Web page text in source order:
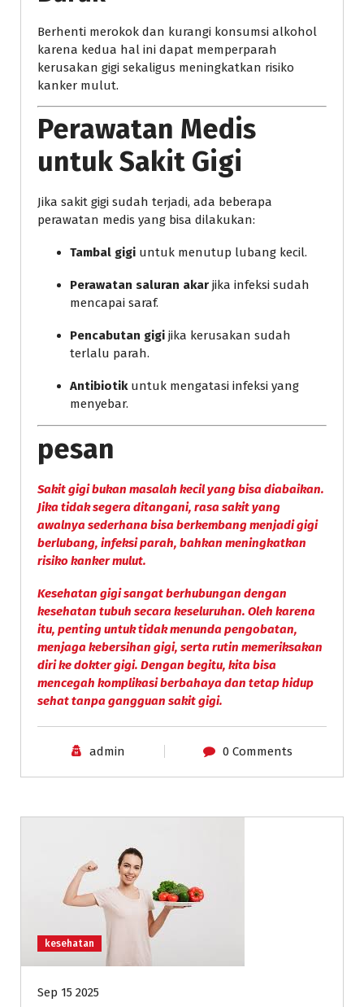
Berhenti merokok dan kurangi konsumsi alkohol
karena kedua hal ini dapat memperparah
kerusakan gigi sekaligus meningkatkan risiko
kanker mulut.
Perawatan Medis
untuk Sakit Gigi
Jika sakit gigi sudah terjadi, ada beberapa
perawatan medis yang bisa dilakukan:
Tambal gigi untuk menutup lubang kecil.
Perawatan saluran akar jika infeksi sudah
mencapai saraf.
Pencabutan gigi jika kerusakan sudah
terlalu parah.
Antibiotikuntuk mengatasi infeksi yang
menyebar.
pesan
Sakit gigi bukan masalah kecil yang bisa diabaikan.
Jika tidak segera ditangani, rasa sakit yang
awalnya sederhana bisa berkembang menjadi gigi
berlubang, infeksi parah, bahkan meningkatkan
risiko kanker mulut.
Kesehatan gigi sangat berhubungan dengan
kesehatan tubuh secara keseluruhan. Oleh karena
itu, penting untuktidak menunda pengobatan,
menjaga kebersihan gigi, serta rutin memeriksakan
diri ke dokter gigi. Dengan begitu, kita bisa
mencegah komplikasi berbahaya dan tetap hidup
sehat tanpa gangguan sakit gigi.
admin 0 Comments
kesehatan
Sep 15 2025